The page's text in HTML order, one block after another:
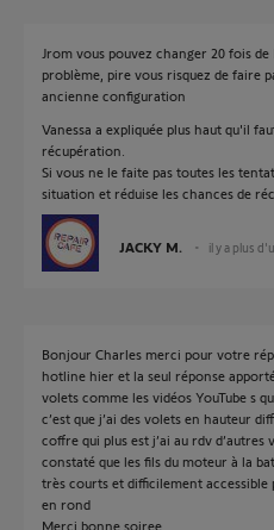
Jrom vous pouvez changer 20 fois
problème, pire vous risquez de faire
ancienne configuration
Vanessa a expliquée plus haut qu'il
récupération.
Si vous ne le faite pas toutes les
situation et réduise les chances de
JACKY M. il y a plus
Bonjour Charles merci pour votre
hotline hier et la seul réponse
volets comme les vidéos YouTube s
c’est que j’ai des volets en hauteur
coffre qui plus est j’ai au rdv
constaté que les fils du moteur à la
très courts et difficilement
en rond
Merci bonne soiree